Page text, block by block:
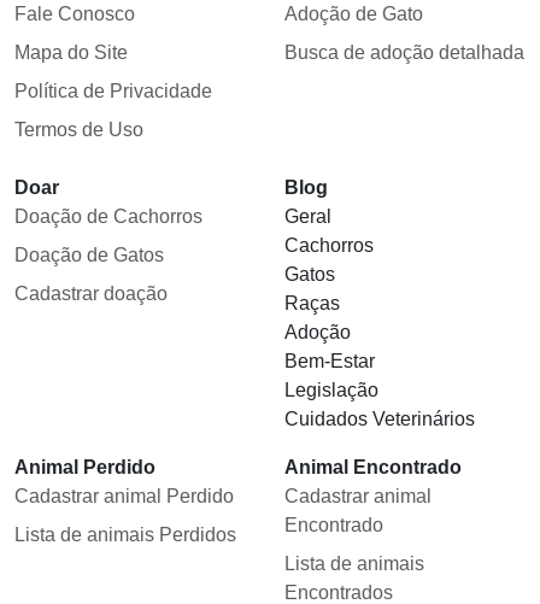
Fale Conosco
Mapa do Site
Política de Privacidade
Termos de Uso
Adoção de Gato
Busca de adoção detalhada
Doar
Doação de Cachorros
Doação de Gatos
Cadastrar doação
Blog
Geral
Cachorros
Gatos
Raças
Adoção
Bem-Estar
Legislação
Cuidados Veterinários
Animal Perdido
Cadastrar animal Perdido
Lista de animais Perdidos
Animal Encontrado
Cadastrar animal
Encontrado
Lista de animais
Encontrados